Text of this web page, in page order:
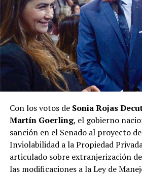
Con los votos de Sonia Rojas
Martín Goerling, el gobierno
sanción en el Senado al proyecto
Inviolabilidad a la Propiedad
articulado sobre extranjerización
las modificaciones a la Ley de